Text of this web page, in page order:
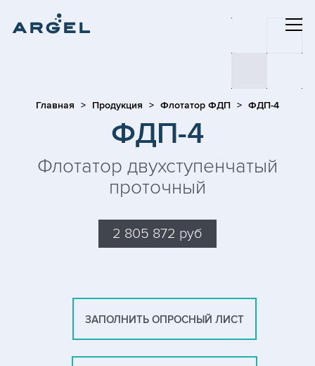
Главная Продукция Флотатор ФДП ФДП-4
ФДП-4
Флотатор двухступенчатый
проточный
2 805 872 руб
ЗАПОЛНИТЬ ОПРОСНЫЙ ЛИСТ